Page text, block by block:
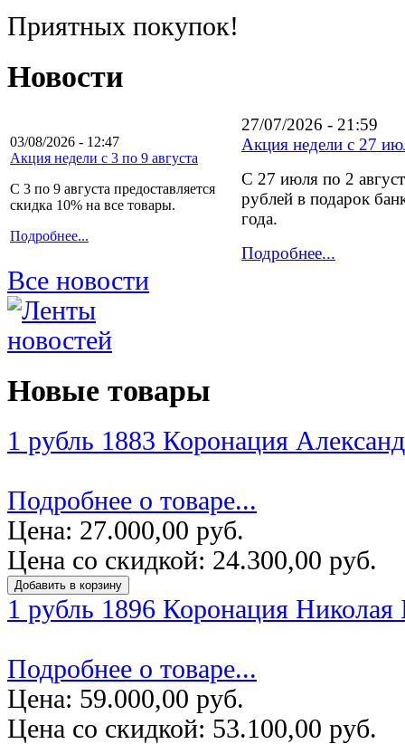
Приятных покупок!
Новости
03/08/2026 - 12:47
Акция недели с 3 по 9 августа
С 3 по 9 августа предоставляется
скидка 10% на все товары.
Подробнее...
27/07/2026 - 21:59
Акция недели с 27
С 27 июля по 2
рублей в подарок
года.
Подробнее...
Все новости
Новые товары
1 рубль 1883 Коронация
Подробнее о товаре...
Цена: 27.000,00 руб.
Цена со скидкой: 24.300,00 руб.
1 рубль 1896 Коронация
Подробнее о товаре...
Цена: 59.000,00 руб.
Цена со скидкой: 53.100,00 руб.